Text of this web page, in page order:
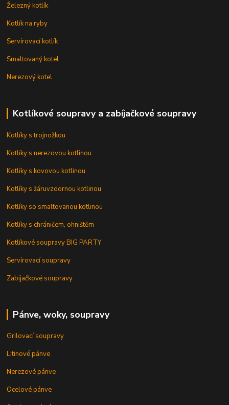
Železný kotlík
Kotlík na ryby
Servírovací kotlík
Smaltovaný kotel
Nerezový kotel
Kotlíkové soupravy a zabíjačkové soupravy
Kotlíky s trojnožkou
Kotlíky s nerezovou kotlinou
Kotlíky s kovovou kotlinou
Kotlíky s žáruvzdornou kotlinou
Kotlíky so smaltovanou kotlinou
Kotlíky s chráničem, ohništěm
Kotlíkové soupravy BIG PARTY
Servírovací soupravy
Zabijačkové soupravy
Pánve, woky, soupravy
Grilovací soupravy
Litinové pánve
Nerezové pánve
Ocelové pánve